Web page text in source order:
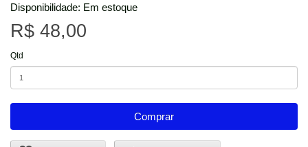
Disponibilidade: Em estoque
R$ 48,00
Qtd
Comprar